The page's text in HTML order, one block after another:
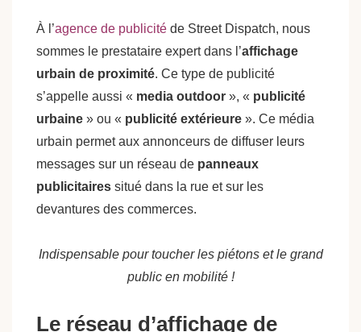
À l’agence de publicité de Street Dispatch, nous
sommes le prestataire expert dans l’affichage
urbain de proximité. Ce type de publicité
s’appelle aussi « media outdoor », « publicité
urbaine » ou « publicité extérieure ». Ce média
urbain permet aux annonceurs de diffuser leurs
messages sur un réseau de panneaux
publicitaires situé dans la rue et sur les
devantures des commerces.
Indispensable pour toucher les piétons et le grand
public en mobilité !
Le réseau d’affichage de